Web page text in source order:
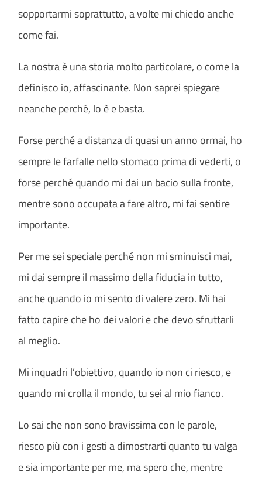
sopportarmi soprattutto, a volte mi chiedo anche
come fai.
La nostra è una storia molto particolare, o come la
definisco io, affascinante. Non saprei spiegare
neanche perché, lo è e basta.
Forse perché a distanza di quasi un anno ormai, ho
sempre le farfalle nello stomaco prima di vederti, o
forse perché quando mi dai un bacio sulla fronte,
mentre sono occupata a fare altro, mi fai sentire
importante.
Per me sei speciale perché non mi sminuisci mai,
mi dai sempre il massimo della fiducia in tutto,
anche quando io mi sento di valere zero. Mi hai
fatto capire che ho dei valori e che devo sfruttarli
al meglio.
Mi inquadri l’obiettivo, quando io non ci riesco, e
quando mi crolla il mondo, tu sei al mio fianco.
Lo sai che non sono bravissima con le parole,
riesco più con i gesti a dimostrarti quanto tu valga
e sia importante per me, ma spero che, mentre